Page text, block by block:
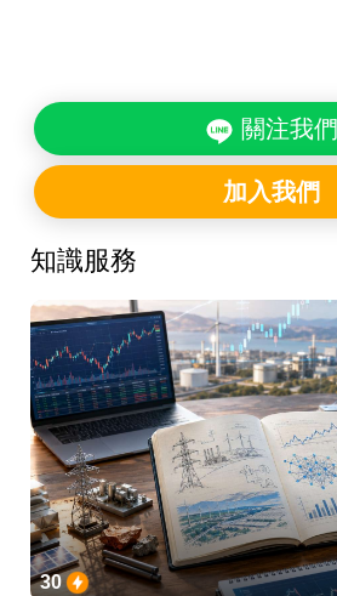
關注我們
加入我們
知識服務
30